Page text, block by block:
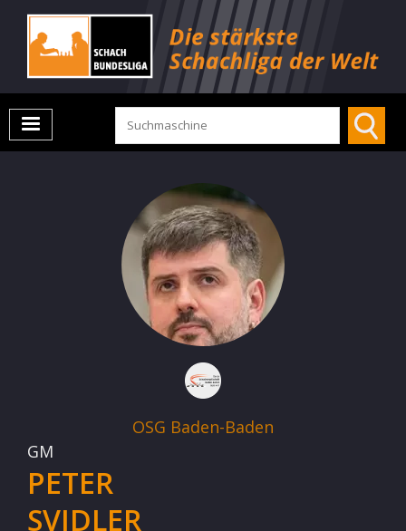
OSG Baden-Baden
GM
PETER
SVIDLER